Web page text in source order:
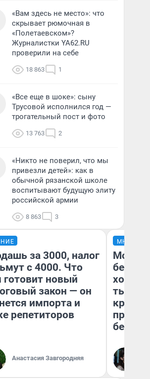
«Вам здесь не место»: что
скрывает рюмочная в
«Полетаевском»?
Журналистки YA62.RU
проверили на себе
18 863 1
«Все еще в шоке»: сыну
Трусовой исполнился год —
трогательный пост и фото
13 763 2
«Никто не поверил, что мы
привезли детей»: как в
обычной рязанской школе
воспитывают будущую элиту
российской армии
8 863 3
за 3000, налог
с 4000. Что
готовит новый
закон — он
импорта и
репетиторов
Анастасия Завгородняя
МНЕНИЕ
Мой
хотела
тысяч,